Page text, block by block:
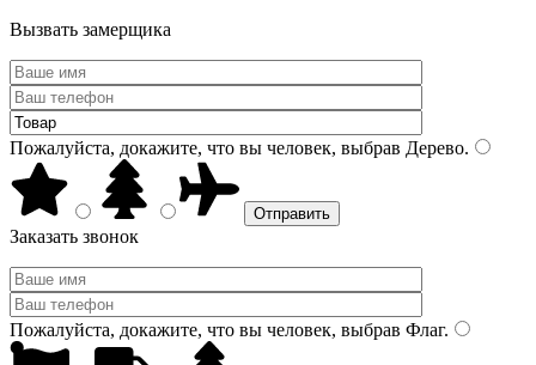
Вызвать замерщика
Пожалуйста, докажите, что вы человек, выбрав Дерево.
Заказать звонок
Пожалуйста, докажите, что вы человек, выбрав Флаг.